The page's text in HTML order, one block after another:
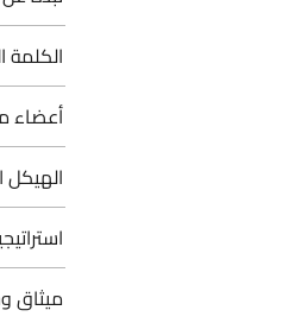
الكلمة
أعضاء
الهيكل
ميثاق